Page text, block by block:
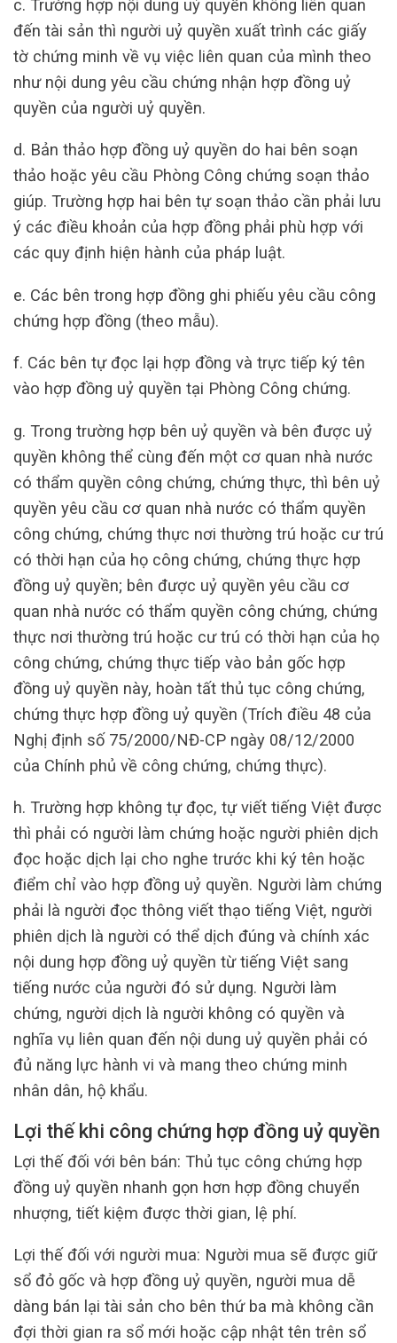
c. Trường hợp nội dung uỷ quyền không liên quan
đến tài sản thì người uỷ quyền xuất trình các giấy
tờ chứng minh về vụ việc liên quan của mình theo
như nội dung yêu cầu chứng nhận hợp đồng uỷ
quyền của người uỷ quyền.
d. Bản thảo hợp đồng uỷ quyền do hai bên soạn
thảo hoặc yêu cầu Phòng Công chứng soạn thảo
giúp. Trường hợp hai bên tự soạn thảo cần phải lưu
ý các điều khoản của hợp đồng phải phù hợp với
các quy định hiện hành của pháp luật.
e. Các bên trong hợp đồng ghi phiếu yêu cầu công
chứng hợp đồng (theo mẫu).
f. Các bên tự đọc lại hợp đồng và trực tiếp ký tên
vào hợp đồng uỷ quyền tại Phòng Công chứng.
g. Trong trường hợp bên uỷ quyền và bên được uỷ
quyền không thể cùng đến một cơ quan nhà nước
có thẩm quyền công chứng, chứng thực, thì bên uỷ
quyền yêu cầu cơ quan nhà nước có thẩm quyền
công chứng, chứng thực nơi thường trú hoặc cư trú
có thời hạn của họ công chứng, chứng thực hợp
đồng uỷ quyền; bên được uỷ quyền yêu cầu cơ
quan nhà nước có thẩm quyền công chứng, chứng
thực nơi thường trú hoặc cư trú có thời hạn của họ
công chứng, chứng thực tiếp vào bản gốc hợp
đồng uỷ quyền này, hoàn tất thủ tục công chứng,
chứng thực hợp đồng uỷ quyền (Trích điều 48 của
Nghị định số 75/2000/NĐ-CP ngày 08/12/2000
của Chính phủ về công chứng, chứng thực).
h. Trường hợp không tự đọc, tự viết tiếng Việt được
thì phải có người làm chứng hoặc người phiên dịch
đọc hoặc dịch lại cho nghe trước khi ký tên hoặc
điểm chỉ vào hợp đồng uỷ quyền. Người làm chứng
phải là người đọc thông viết thạo tiếng Việt, người
phiên dịch là người có thể dịch đúng và chính xác
nội dung hợp đồng uỷ quyền từ tiếng Việt sang
tiếng nước của người đó sử dụng. Người làm
chứng, người dịch là người không có quyền và
nghĩa vụ liên quan đến nội dung uỷ quyền phải có
đủ năng lực hành vi và mang theo chứng minh
nhân dân, hộ khẩu.
Lợi thế khi công chứng hợp đồng uỷ quyền
Lợi thế đối với bên bán: Thủ tục công chứng hợp
đồng uỷ quyền nhanh gọn hơn hợp đồng chuyển
nhượng, tiết kiệm được thời gian, lệ phí.
Lợi thế đối với người mua: Người mua sẽ được giữ
sổ đỏ gốc và hợp đồng uỷ quyền, người mua dễ
dàng bán lại tài sản cho bên thứ ba mà không cần
đợi thời gian ra sổ mới hoặc cập nhật tên trên sổ